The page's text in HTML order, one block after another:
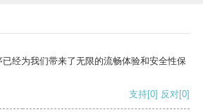
经为我们带来了无限的流畅体验和安全性保
支持[0] 反对[0]